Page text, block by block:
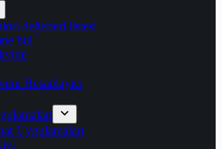
değerleri listesi
bul
Hesaplayıcı
Uygulamaları